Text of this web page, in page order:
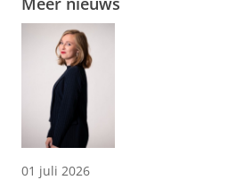
01 juli 2026